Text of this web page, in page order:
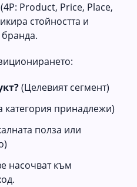
Product, Price, Place,
стойността и
(Целевият сегмент)
категория принадлежи)
полза или
насочват към